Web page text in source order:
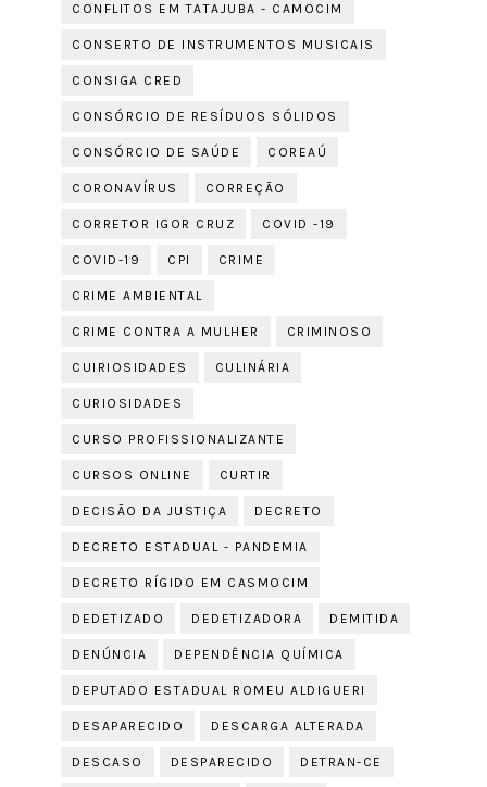
CONFLITOS EM TATAJUBA - CAMOCIM
CONSERTO DE INSTRUMENTOS MUSICAIS
CONSIGA CRED
CONSÓRCIO DE RESÍDUOS SÓLIDOS
CONSÓRCIO DE SAÚDE COREAÚ
CORONAVÍRUS CORREÇÃO
CORRETOR IGOR CRUZ COVID -19
COVID-19 CPI CRIME
CRIME AMBIENTAL
CRIME CONTRA A MULHER CRIMINOSO
CUIRIOSIDADES CULINÁRIA
CURIOSIDADES
CURSO PROFISSIONALIZANTE
CURSOS ONLINE CURTIR
DECISÃO DA JUSTIÇA DECRETO
DECRETO ESTADUAL - PANDEMIA
DECRETO RÍGIDO EM CASMOCIM
DEDETIZADO DEDETIZADORA DEMITIDA
DENÚNCIA DEPENDÊNCIA QUÍMICA
DEPUTADO ESTADUAL ROMEU ALDIGUERI
DESAPARECIDO DESCARGA ALTERADA
DESCASO DESPARECIDO DETRAN-CE